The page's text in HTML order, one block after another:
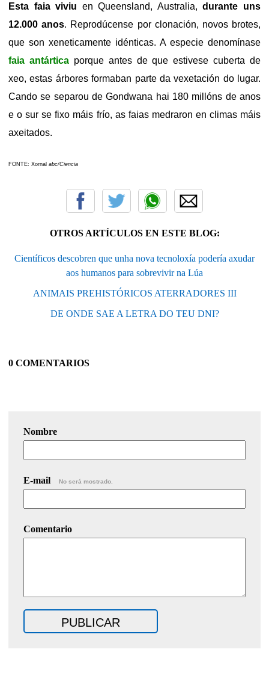
Esta faia viviu enQueensland, Australia,durante uns
12.000 anos. Reprodúcense por clonación, novos brotes,
que son xeneticamente idénticas. A especie denomínase
faia antárticaporque antes de que estivese cuberta de
xeo, estas árbores formaban parte da vexetación do lugar.
Cando se separou deGondwana hai 180 millóns de anos
e o sur se fixo máis frío, as faias medraron en climas máis
axeitados.
FONTE: Xornal abc/Ciencia
OTROS ARTÍCULOS EN ESTE BLOG:
Científicos descobren que unha nova tecnoloxía podería axudar
aos humanos para sobrevivir na Lúa
ANIMAIS PREHISTÓRICOS ATERRADORES III
DE ONDE SAE A LETRA DO TEU DNI?
0 COMENTARIOS
Nombre
E-mail No será mostrado.
Comentario